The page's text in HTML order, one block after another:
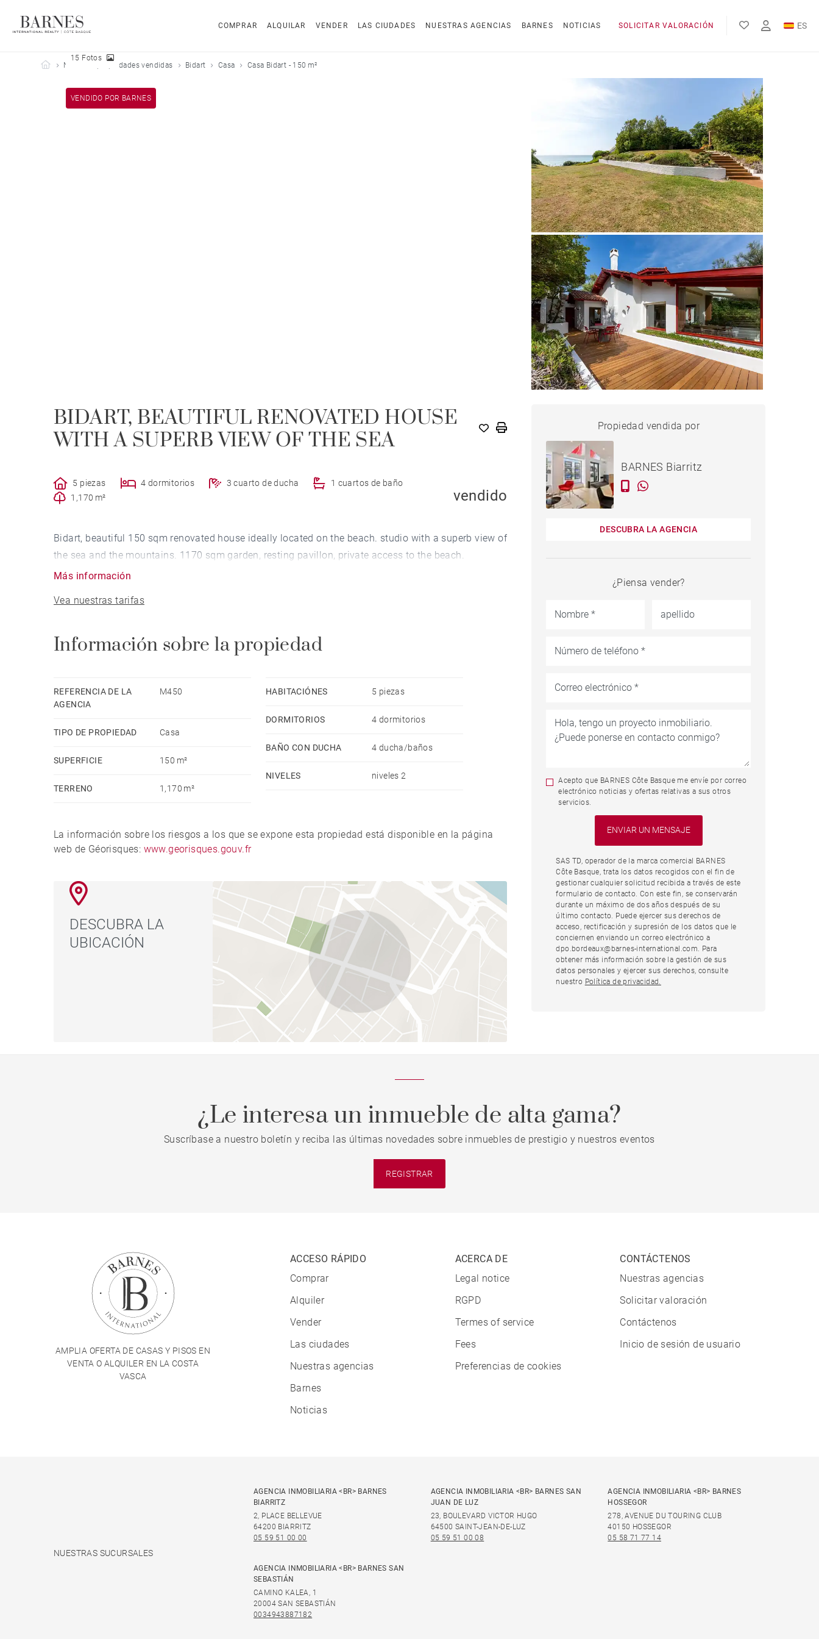
COMPRAR ALQUILAR VENDER LAS CIUDADES NUESTRAS AGENCIAS BARNES NOTICIAS SOLICITAR VALORACIÓN ES
EN
Barnes Côte Basque
Nuestras propiedades vendidas Bidart Casa Casa Bidart - 150 m²
VENDIDO POR BARNES
15 Fotos
BIDART, BEAUTIFUL RENOVATED HOUSE
WITH A SUPERB VIEW OF THE SEA
5 piezas 4 dormitorios 3 cuarto de ducha
1 cuartos de baño
1,170 m²
vendido
Bidart, beautiful 150 sqm renovated house ideally located on the beach. studio with a superb view of
the sea and the mountains. 1170 sqm garden, resting pavillon, private access to the beach.
Más información
Vea nuestras tarifas
Información sobre la propiedad
REFERENCIA DE LA
AGENCIA
M450
TIPO DE PROPIEDAD Casa
SUPERFICIE 150 m²
TERRENO 1,170 m²
HABITACIÓNES 5 piezas
DORMITORIOS 4 dormitorios
BAÑO CON DUCHA 4 ducha/baños
NIVELES niveles 2
La información sobre los riesgos a los que se expone esta propiedad está disponible en la página
web de Géorisques: www.georisques.gouv.fr
DESCUBRA LA
UBICACIÓN
CASA BIDART - 150 M²
Propiedad vendida por
BARNES Biarritz
DESCUBRA LA AGENCIA
¿Piensa vender?
Acepto que BARNES Côte Basque me envíe por correo
electrónico noticias y ofertas relativas a sus otros
servicios.
SAS TD, operador de la marca comercial BARNES
Côte Basque, trata los datos recogidos con el fin de
gestionar cualquier solicitud recibida a través de este
formulario de contacto. Con este fin, se conservarán
durante un máximo de dos años después de su
último contacto. Puede ejercer sus derechos de
acceso, rectificación y supresión de los datos que le
conciernen enviando un correo electrónico a
dpo.bordeaux@barnes-international.com. Para
obtener más información sobre la gestión de sus
datos personales y ejercer sus derechos, consulte
nuestro Política de privacidad.
¿Le interesa un inmueble de alta gama?
Suscríbase a nuestro boletín y reciba las últimas novedades sobre inmuebles de prestigio y nuestros eventos
REGISTRAR
AMPLIA OFERTA DE CASAS Y PISOS EN
VENTA O ALQUILER EN LA COSTA
VASCA
ACCESO RÁPIDO
Comprar
Alquiler
Vender
Las ciudades
Nuestras agencias
Barnes
Noticias
ACERCA DE
Legal notice
RGPD
Termes of service
Fees
Preferencias de cookies
CONTÁCTENOS
Nuestras agencias
Solicitar valoración
Contáctenos
Inicio de sesión de usuario
NUESTRAS SUCURSALES
AGENCIA INMOBILIARIA <BR> BARNES
BIARRITZ
2, PLACE BELLEVUE
64200 BIARRITZ
05 59 51 00 00
AGENCIA INMOBILIARIA <BR> BARNES SAN
JUAN DE LUZ
23, BOULEVARD VICTOR HUGO
64500 SAINT-JEAN-DE-LUZ
05 59 51 00 08
AGENCIA INMOBILIARIA <BR> BARNES
HOSSEGOR
278, AVENUE DU TOURING CLUB
40150 HOSSEGOR
05 58 71 77 14
AGENCIA INMOBILIARIA <BR> BARNES SAN
SEBASTIÁN
CAMINO KALEA, 1
20004 SAN SEBASTIÁN
0034943887182